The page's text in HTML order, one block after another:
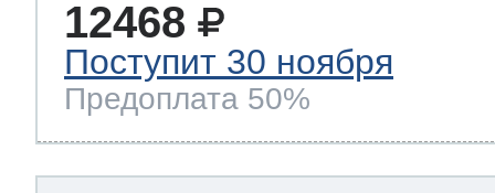
12468
Поступит 30 ноября
Предоплата 50%